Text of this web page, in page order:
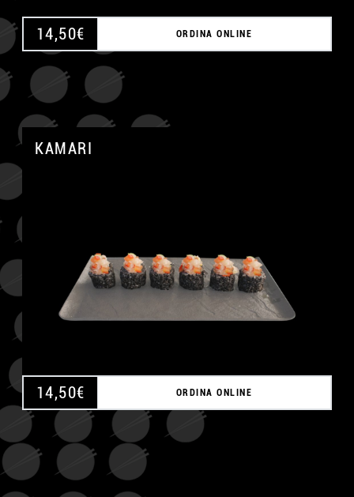
14,50€ ORDINA ONLINE
KAMARI
14,50€ ORDINA ONLINE